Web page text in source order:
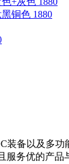
铜色 1880
装备以及多
务优的产品